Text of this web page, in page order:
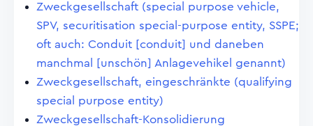
Zweckgesellschaft (special purpose vehicle,
SPV, securitisation special-purpose entity, SSPE;
oft auch: Conduit [conduit] und daneben
manchmal [unschön] Anlagevehikel genannt)
Zweckgesellschaft, eingeschränkte (qualifying
special purpose entity)
Zweckgesellschaft-Konsolidierung